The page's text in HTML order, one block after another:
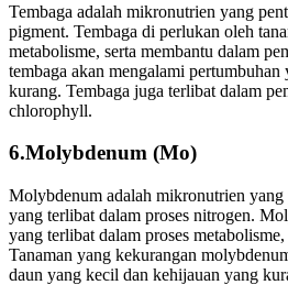
Tembaga adalah mikronutrien yang
pigment. Tembaga di perlukan oleh
metabolisme, serta membantu dalam
tembaga akan mengalami
kurang. Tembaga juga terlibat dalam
chlorophyll.
6.Molybdenum (Mo)
Molybdenum adalah mikronutrien yang
yang terlibat dalam proses nitrogen.
yang terlibat dalam proses
Tanaman yang kekurangan
daun yang kecil dan kehijauan yang